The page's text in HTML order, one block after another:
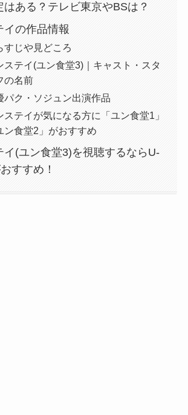
はある？テレビ東京やBSは？
イの作品情報
すじや見どころ
ステイ(ユン食堂3)｜キャスト・スタ
の名前
パク・ソジュン出演作品
ステイが気になる方に「ユン食堂1」
ン食堂2」がおすすめ
イ(ユン食堂3)を視聴するならU-
すすめ！